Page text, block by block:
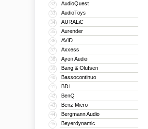
32 AudioQuest
33 AudioToys
34 AURALiC
35 Aurender
36 AVID
37 Axxess
38 Ayon Audio
39 Bang & Olufsen
40 Bassocontinuo
41 BDI
42 BenQ
43 Benz Micro
44 Bergmann Audio
45 Beyerdynamic